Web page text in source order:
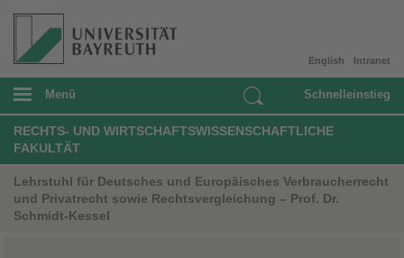
Intranet
English
Menü Schnelleinstieg
RECHTS- UND WIRTSCHAFTSWISSENSCHAFTLICHE
FAKULTÄT
Lehrstuhl für Deutsches und Europäisches Verbraucherrecht
und Privatrecht sowie Rechtsvergleichung – Prof. Dr.
Schmidt-Kessel